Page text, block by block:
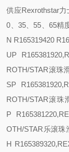
供应Rexrothstar
0、35、55、65精
N R165319420
UP
ROTH/STAR滚珠
SP
ROTH/STAR滚珠
P
OTH/STAR乐滚珠
H